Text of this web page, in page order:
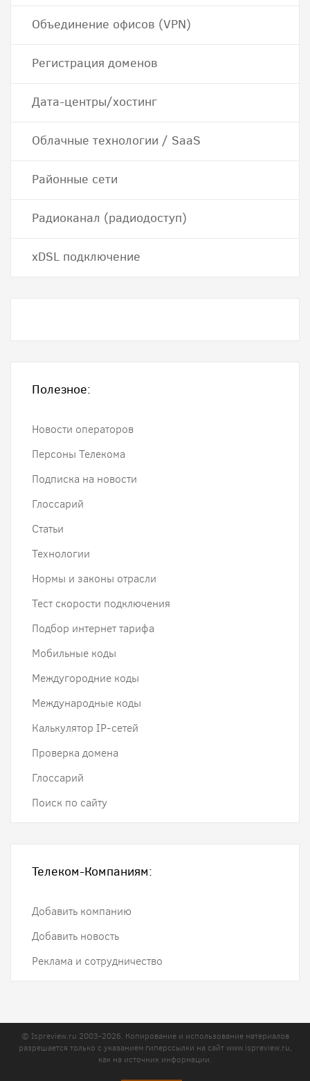
Объединение офисов (VPN)
Регистрация доменов
Дата-центры/хостинг
Облачные технологии / SaaS
Районные сети
Радиоканал (радиодоступ)
хDSL подключение
Полезное:
Новости операторов
Персоны Телекома
Подписка на новости
Глоссарий
Статьи
Технологии
Нормы и законы отрасли
Тест скорости подключения
Подбор интернет тарифа
Мобильные коды
Междугородние коды
Международные коды
Калькулятор IP-сетей
Проверка домена
Глоссарий
Поиск по сайту
Телеком-Компаниям:
Добавить компанию
Добавить новость
Реклама и сотрудничество
© Ispreview.ru 2003-2026. Копирование и использование материалов
разрешается только с указанием гиперссылки на сайтwww.ispreview.ru,
как на источник информации.